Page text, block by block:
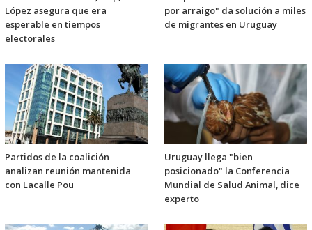
López asegura que era
esperable en tiempos
electorales
por arraigo" da solución a miles
de migrantes en Uruguay
Partidos de la coalición
analizan reunión mantenida
con Lacalle Pou
Uruguay llega "bien
posicionado" la Conferencia
Mundial de Salud Animal, dice
experto